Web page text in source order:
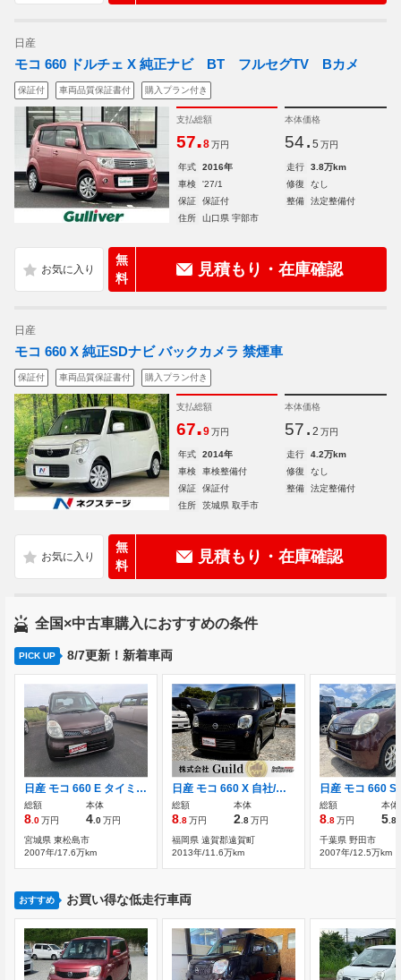
日産
モコ 660 ドルチェ X 純正ナビ BT フルセグTV Bカメ
保証付 車両品質保証書付 購入プラン付き
支払総額
57.8 万円
本体価格
54. 5 万円
年式 2016年 走行
3.8万km
車検
'27/1 修復
なし
保証
保証付 整備
法定整備付
住所
山口県 宇部市
無
料
見積もり・在庫確認
日産
モコ 660 X 純正SDナビ バックカメラ 禁煙車
保証付 車両品質保証書付 購入プラン付き
支払総額
67.9 万円
本体価格
57. 2 万円
年式 2014年 走行
4.2万km
車検
車検整備付 修復
なし
保証
保証付 整備
法定整備付
住所
茨城県 取手市
無
料
見積もり・在庫確認
全国×中古車購入におすすめの条件
PICK UP 8/7更新！新着車両
日産 モコ 660 E タイミングチェーン
総額
8 .0万円
本体
4 .0万円
宮城県 東松島市
2007年/17.6万km
日産 モコ 660 X 自社/ローン/対応/福岡/北九州/エアコン/キ
総額
8 .8万円
本体
2 .8万円
福岡県 遠賀郡遠賀町
2013年/11.6万km
総額
8 .8万円
本体
5 .8
千葉県 野田市
2007年/12.5万km
おすすめ お買い得な低走行車両